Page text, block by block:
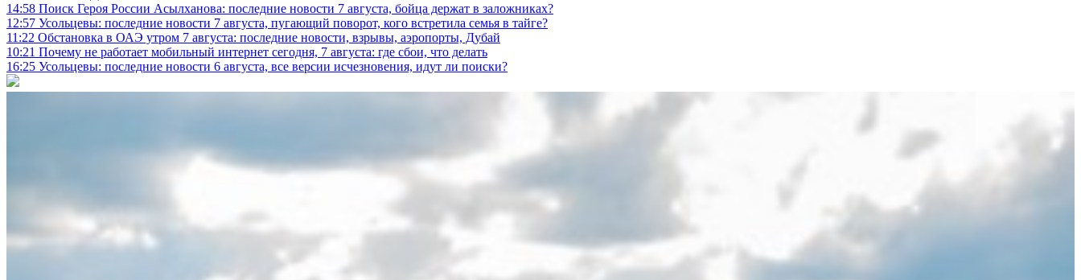
14:58 Поиск Героя России Асылханова: последние новости 7 августа, бойца держат в заложниках?
12:57 Усольцевы: последние новости 7 августа, пугающий поворот, кого встретила семья в тайге?
11:22 Обстановка в ОАЭ утром 7 августа: последние новости, взрывы, аэропорты, Дубай
10:21 Почему не работает мобильный интернет сегодня, 7 августа: где сбои, что делать
16:25 Усольцевы: последние новости 6 августа, все версии исчезновения, идут ли поиски?